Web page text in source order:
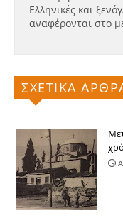
Ελληνικές και
αναφέρονται στο
ΣΧΕΤΙΚΑ